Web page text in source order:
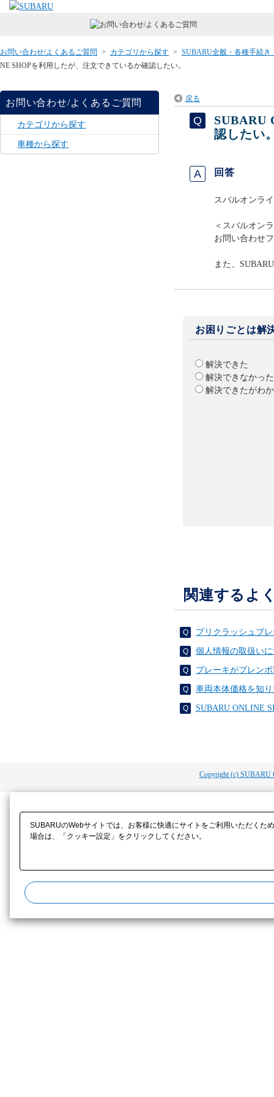
お問い合わせ/よくあるご質問 > カテゴリから探す > SUBARU全般・各種手続き
NE SHOPを利用したが、注文できているか確認したい。
お問い合わせ/よくあるご質問
カテゴリから探す
車種から探す
戻る
SUBARU
認したい
回答
スバルオンラ
＜スバルオン
お問い合わせ
また、
お困りごとは解
解決できた
解決できなかった
解決できたがわ
関連するよ
プリクラッシュブ
個人情報の取扱い
ブレーキがブレン
車両本体価格を知
SUBARU ONLINE
Copyright (c) SUBARU
SUBARUのWebサイトでは、お客様に快適にサイトをご利用いただく
場合は、「クッキー設定」をクリックしてください。​